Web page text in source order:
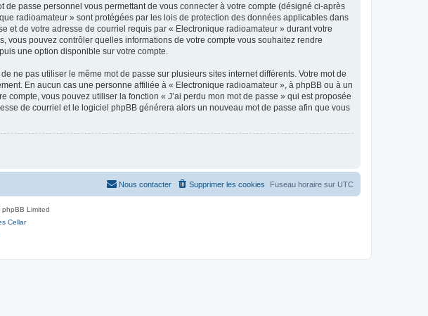
passe personnel vous permettant de vous connecter à votre compte (désigné ci-après
radioamateur » sont protégées par les lois de protection des données applicables dans
et de votre adresse de courriel requis par « Electronique radioamateur » durant votre
pouvez contrôler quelles informations de votre compte vous souhaitez rendre
une option disponible sur votre compte.
ne pas utiliser le même mot de passe sur plusieurs sites internet différents. Votre mot de
En aucun cas une personne affiliée à « Electronique radioamateur », à phpBB ou à un
vous pouvez utiliser la fonction « J’ai perdu mon mot de passe » qui est proposée
de courriel et le logiciel phpBB générera alors un nouveau mot de passe afin que vous
Fuseau horaire sur UTC
Supprimer les cookies
Nous contacter
Limited
Cellar